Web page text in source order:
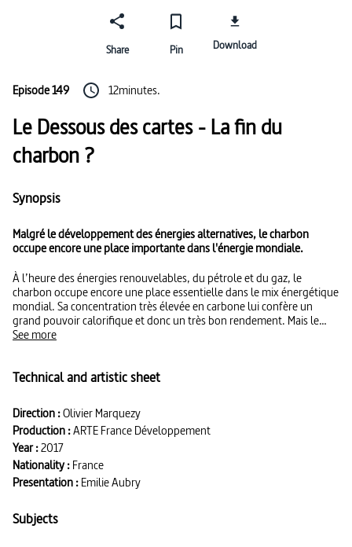
Share Pin Download
Episode 149 12minutes.
Le Dessous des cartes - La fin du
charbon ?
Synopsis
Malgré le développement des énergies alternatives, le charbon
occupe encore une place importante dans l'énergie mondiale.
À l’heure des énergies renouvelables, du pétrole et du gaz, le
charbon occupe encore une place essentielle dans le mix énergétique
mondial. Sa concentration très élevée en carbone lui confère un
grand pouvoir calorifique et donc un très bon rendement. Mais le
charbon est aussi un gros pollueur : il est responsable de la moitié
devant lui.
See more
Technical and artistic sheet
Direction :Olivier Marquezy
Production :ARTE France Développement
Year :2017
Nationality :France
Presentation :Emilie Aubry
Subjects